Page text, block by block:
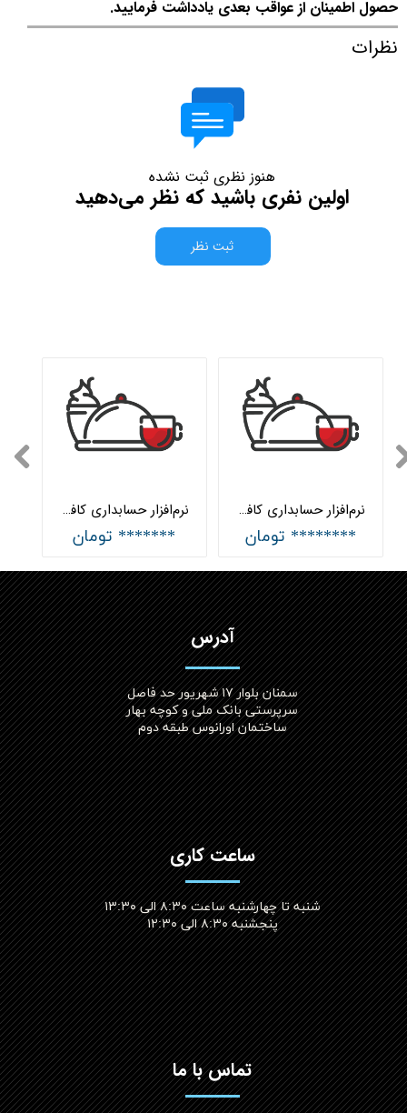
حصول اطمینان از عواقب بعدی یادداشت فرمایید.
نظرات
هنوز نظری ثبت نشده
اولین نفری باشید که نظر می‌دهید
ثبت نظر
نرم‌افزار حسابداری کافه ساده هلو APEX
******* تومان
نرم‌افزار حسابداری کافه پیشرفته هلو APEX
******** تومان
آدرس
سمنان بلوار ۱۷ شهریور حد فاصل
سرپرستی بانک ملی و کوچه بهار
ساختمان اورانوس طبقه دوم
ساعت کاری
شنبه تا چهارشنبه ساعت ۸:۳۰ الی ۱۳:۳۰
پنجشنبه ۸:۳۰ الی ۱۲:۳۰​​​​​​​
تماس با ما